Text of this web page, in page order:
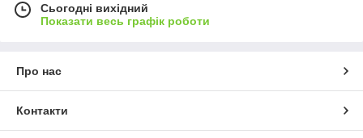
Сьогодні вихідний
Показати весь графік роботи
Про нас
Контакти